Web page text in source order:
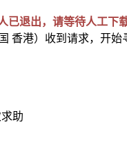
已退出，请等待人工下
香港）收到请求，开始
助